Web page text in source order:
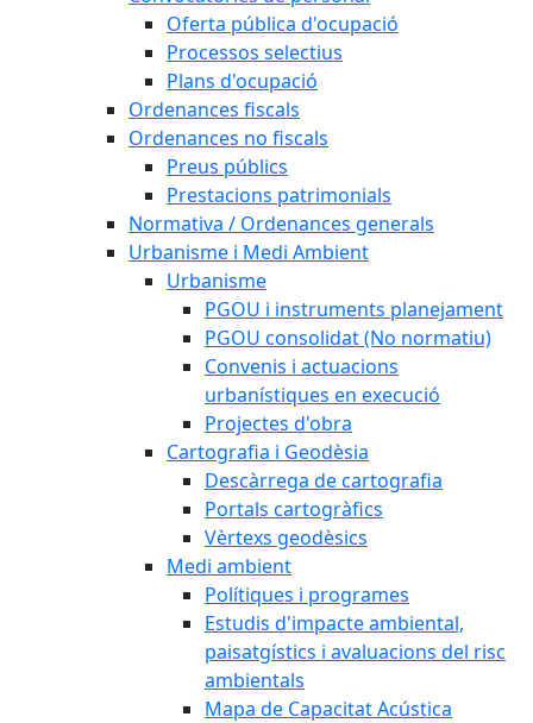
Oferta pública d'ocupació
Processos selectius
Plans d'ocupació
Ordenances fiscals
Ordenances no fiscals
Preus públics
Prestacions patrimonials
Normativa / Ordenances generals
Urbanisme i Medi Ambient
Urbanisme
PGOU i instruments planejament
PGOU consolidat (No normatiu)
Convenis i actuacions
urbanístiques en execució
Projectes d'obra
Cartografia i Geodèsia
Descàrrega de cartografia
Portals cartogràfics
Vèrtexs geodèsics
Medi ambient
Polítiques i programes
Estudis d'impacte ambiental,
paisatgístics i avaluacions del risc
ambientals
Mapa de Capacitat Acústica